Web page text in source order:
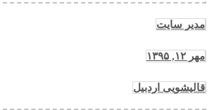
مدیر سایت
مهر ۱۲, ۱۳۹۵
قالیشویی اردبیل